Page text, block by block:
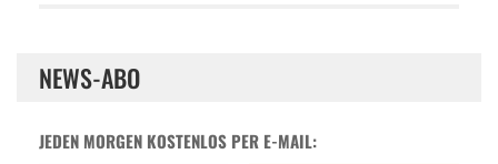
NEWS-ABO
JEDEN MORGEN KOSTENLOS PER E-MAIL: